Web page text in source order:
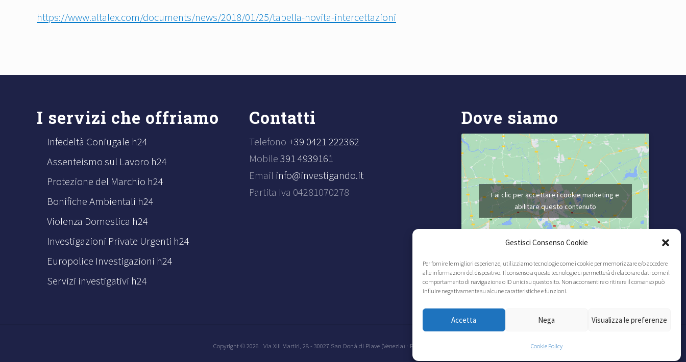
Gestisci Consenso Cookie
Per fornire le migliori esperienze, utilizziamo tecnologie come i cookie per memorizzare e/o accedere
alle informazioni del dispositivo. Il consenso a queste tecnologie ci permetterà di elaborare dati come il
comportamento di navigazione o ID unici su questo sito. Non acconsentire o ritirare il consenso può
influire negativamente su alcune caratteristiche e funzioni.
Accetta Nega Visualizza le preferenze
Cookie Policy
https://www.altalex.com/documents/news/2018/01/25/tabella-novita-intercettazioni
I servizi che offriamo
Infedeltà Coniugale h24
Assenteismo sul Lavoro h24
Protezione del Marchio h24
Bonifiche Ambientali h24
Violenza Domestica h24
Investigazioni Private Urgenti h24
Europolice Investigazioni h24
Servizi investigativi h24
Contatti
Telefono +39 0421 222362
Mobile391 4939161
Email info@investigando.it
Partita Iva 04281070278
Dove siamo
Fai clic per accettare i cookie marketing e
abilitare questo contenuto
Copyright © 2026 · Via XIII Martiri, 28 - 30027 San Donà di Piave (Venezia) · Partita Iva 04281070278